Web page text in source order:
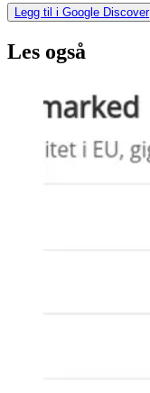
Legg til i Google Discover
Les også